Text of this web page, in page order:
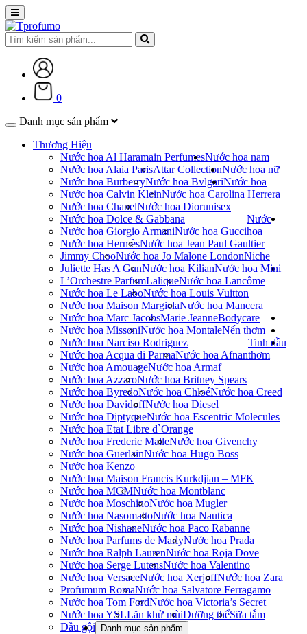
0
Danh mục sản phẩm
Thương Hiệu
Nước hoa Al Haramain Perfumes
Nước hoa Alaia ParisAttar Collection
Nước hoa BurberryNước hoa Bvlgari
Nước hoa Calvin KleinNước hoa Carolina Herrera
Nước hoa ChanelNước hoa Dior
Nước hoa Dolce & Gabbana
Nước hoa Giorgio ArmaniNước hoa Gucci
Nước hoa HermèsNước hoa Jean Paul Gaultier
Jimmy ChooNước hoa Jo Malone London
Juliette Has A GunNước hoa Kilian
L’Orchestre ParfumLaliqueNước hoa Lancôme
Nước hoa Le LaboNước hoa Louis Vuitton
Nước hoa Maison MargielaNước hoa Mancera
Nước hoa Marc JacobsMarie Jeanne
Nước hoa MissoniNước hoa Montale
Nước hoa Narciso Rodriguez
Nước hoa Acqua di ParmaNước hoa Afnan
Nước hoa AmouageNước hoa Armaf
Nước hoa AzzaroNước hoa Britney Spears
Nước hoa ByredoNước hoa ChloéNước hoa Creed
Nước hoa DavidoffNước hoa Diesel
Nước hoa DiptyqueNước hoa Escentric Molecules
Nước hoa Etat Libre d`Orange
Nước hoa Frederic MalleNước hoa Givenchy
Nước hoa GuerlainNước hoa Hugo Boss
Nước hoa Kenzo
Nước hoa Maison Francis Kurkdjian – MFK
Nước hoa MCMNước hoa Montblanc
Nước hoa MoschinoNước hoa Mugler
Nước hoa NasomattoNước hoa Nautica
Nước hoa NishaneNước hoa Paco Rabanne
Nước hoa Parfums de MarlyNước hoa Prada
Nước hoa Ralph LaurenNước hoa Roja Dove
Nước hoa Serge LutensNước hoa Valentino
Nước hoa VersaceNước hoa XerjoffNước hoa Zara
Profumum RomaNước hoa Salvatore Ferragamo
Nước hoa Tom FordNước hoa Victoria’s Secret
Nước hoa YSL
Nước hoa nam
Nước hoa nữ
Nước hoa
unisex
Nước
hoa
Niche
Nước hoa Mini
Bodycare
Lăn khử mùiDưỡng thểSữa tắm
Dầu gội
Nến thơm
Tinh dầu
thơm
Danh mục sản phẩm